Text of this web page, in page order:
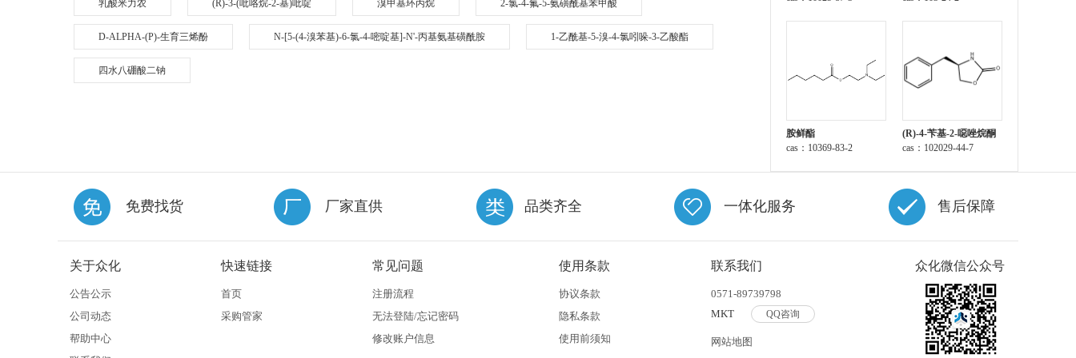
乳酸米力农 (R)-3-(吡咯烷-2-基)吡啶 溴甲基环丙烷 2-氯-4-氟-5-氨磺酰基苯甲酸
D-ALPHA-(P)-生育三烯酚 N-[5-(4-溴苯基)-6-氯-4-嘧啶基]-N'-丙基氨基磺酰胺 1-乙酰基-5-溴-4-氯吲哚-3-乙酸酯
四水八硼酸二钠
胺鲜酯
cas：10369-83-2
(R)-4-苄基-2-噁唑烷酮
cas：102029-44-7
免费找货 厂家直供 品类齐全 一体化服务 售后保障
关于众化
公告公示
公司动态
帮助中心
快速链接
首页
采购管家
常见问题
注册流程
无法登陆/忘记密码
修改账户信息
使用条款
协议条款
隐私条款
使用前须知
联系我们
0571-89739798
MKT
QQ咨询
网站地图
众化微信公众号